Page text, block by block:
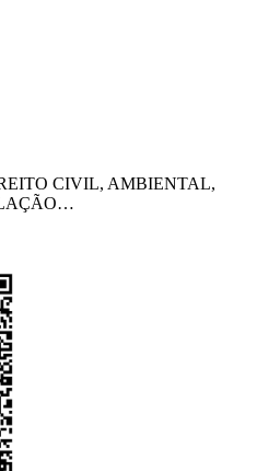
CIVIL, AMBIENTAL,